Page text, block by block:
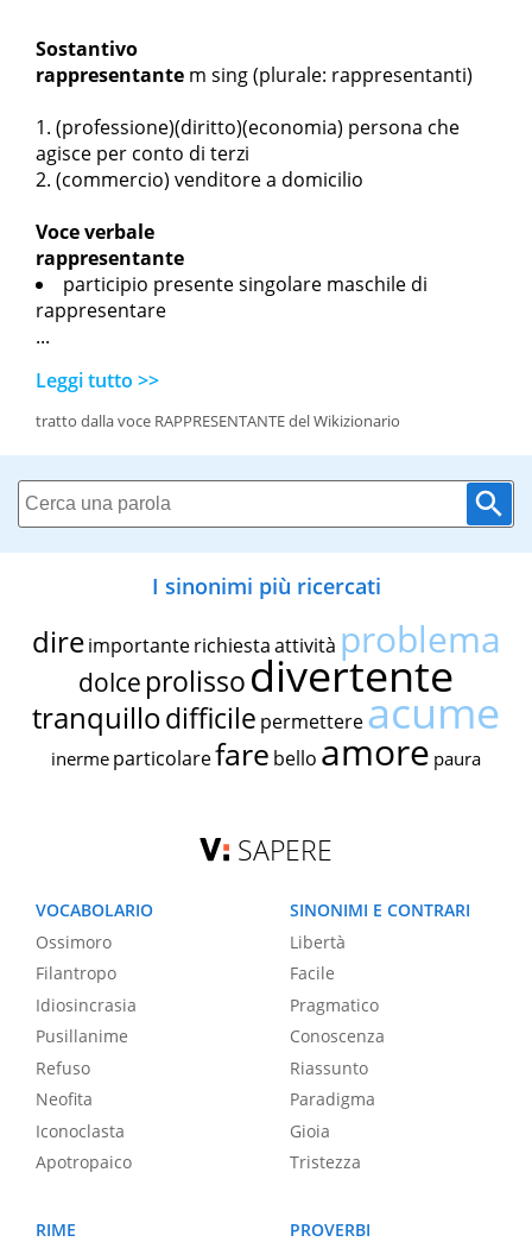
Sostantivo
rappresentante m sing(plurale: rappresentanti)
(professione)(diritto)(economia) persona che
agisce per conto di terzi
(commercio) venditore a domicilio
Voce verbale
rappresentante
participio presente singolare maschile di
rappresentare
...
Leggi tutto >>
tratto dalla voce RAPPRESENTANTE del Wikizionario
I sinonimi più ricercati
dire importante richiestaattività problema
dolce prolissodivertente
tranquillodifficile permettereacume
inerme particolarefare bello amore paura
SAPERE
VOCABOLARIO
Ossimoro
Filantropo
Idiosincrasia
Pusillanime
Refuso
Neofita
Iconoclasta
Apotropaico
SINONIMI E CONTRARI
Libertà
Facile
Pragmatico
Conoscenza
Riassunto
Paradigma
Gioia
Tristezza
RIME
PROVERBI